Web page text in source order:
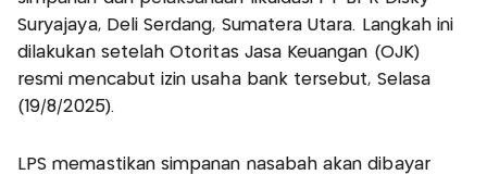
Suryajaya, Deli Serdang, Sumatera Utara. Langkah ini
dilakukan setelah Otoritas Jasa Keuangan (OJK)
resmi mencabut izin usaha bank tersebut, Selasa
(19/8/2025).
LPS memastikan simpanan nasabah akan dibayar